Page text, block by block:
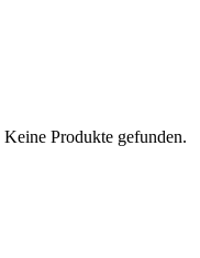
Keine Produkte gefunden.